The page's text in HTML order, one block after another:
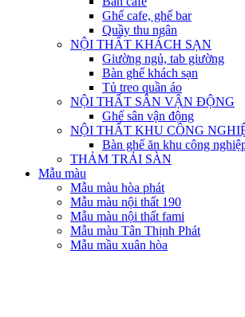
Ghế cafe, ghế bar
Quầy thu ngân
NỘI THẤT KHÁCH SẠN
Giường ngủ, tab giường
Bàn ghế khách sạn
Tủ treo quần áo
NỘI THẤT SÂN VẬN ĐỘNG
Ghế sân vận động
NỘI THẤT KHU CÔNG
Bàn ghế ăn khu công
THẢM TRẢI SÀN
Mẫu màu
Mẫu màu hòa phát
Mẫu màu nội thất 190
Mẫu màu nội thất fami
Mẫu màu Tân Thịnh Phát
Mẫu mầu xuân hòa